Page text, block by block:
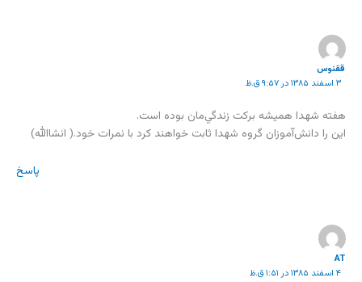
ققنوس
۳ اسفند ۱۳۸۵ در ۹:۵۷ ق.ظ
هفته شهدا هميشه بركت زندگي‌مان بوده است.
اين را دانش‌آموزان گروه شهدا ثابت خواهند كرد با نمرات خود.( انشاالله)
پاسخ
AT
۴ اسفند ۱۳۸۵ در ۱:۵۱ ق.ظ